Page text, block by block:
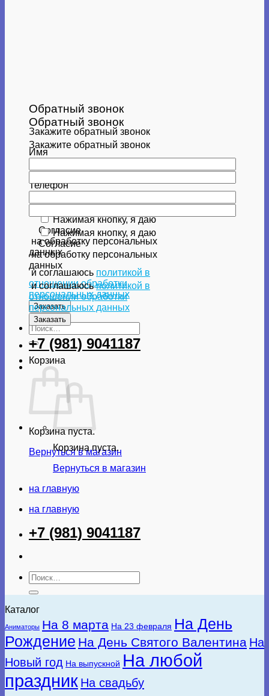
Обратный звонок
Закажите обратный звонок
Имя
Телефон
Нажимая кнопку, я даю
Согласие
на обработку персональных
данных
и соглашаюсь политикой в
отношении обработки
персональных данных
Искать:
Корзина
Корзина пуста.
Вернуться в магазин
Обратный звонок
Закажите обратный звонок
Нажимая кнопку, я даю
Согласие
на обработку персональных
данных
и соглашаюсьполитикой в
отношении обработки
персональных данных
+7 (981) 9041187
Корзина пуста.
Вернуться в магазин
на главную
на главную
+7 (981) 9041187
Искать:
Каталог
Аниматоры На 8 марта На 23 февраля На День
Рождение На День Святого Валентина На
Новый год На выпускной На любой
праздник На свадьбу